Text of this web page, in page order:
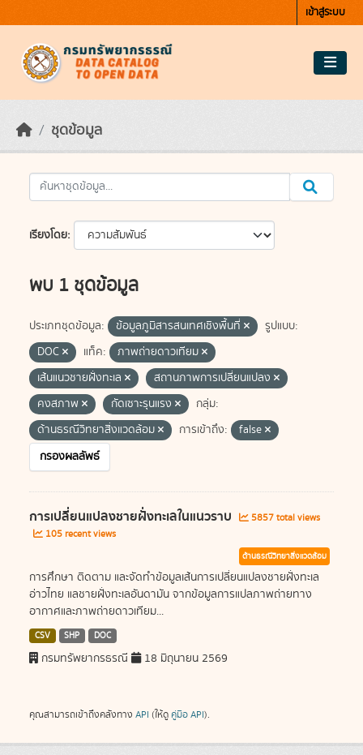
เข้าสู่ระบบ
ชุดข้อมูล
เรียงโดย
พบ 1 ชุดข้อมูล
ประเภทชุดข้อมูล: ข้อมูลภูมิสารสนเทศเชิงพื้นที่
รูปแบบ:
DOC
แท็ค:
ภาพถ่ายดาวเทียม
เส้นแนวชายฝั่งทะเล
สถานภาพการเปลี่ยนแปลง
คงสภาพ
กัดเซาะรุนแรง
กลุ่ม:
ด้านธรณีวิทยาสิ่งแวดล้อม
การเข้าถึง:
false
กรองผลลัพธ์
การเปลี่ยนแปลงชายฝั่งทะเลในแนวราบ
5857 total views
105 recent views
ด้านธรณีวิทยาสิ่งแวดล้อม
การศึกษา ติดตาม และจัดทำข้อมูลเส้นการเปลี่ยนแปลงชายฝั่งทะเล
อ่าวไทย แลชายฝั่งทะเลอันดามัน จากข้อมูลการแปลภาพถ่ายทาง
อากาศและภาพถ่ายดาวเทียม...
CSV SHP DOC
กรมทรัพยากรธรณี 18 มิถุนายน 2569
คุณสามารถเข้าถึงคลังทาง API (ให้ดู คู่มือ API).